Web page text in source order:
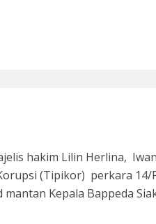
Mengaudit Bisnis dan HAM
hakim Lilin Herlina,
(Tipikor) perkara 14/
mantan Kepala Bappeda